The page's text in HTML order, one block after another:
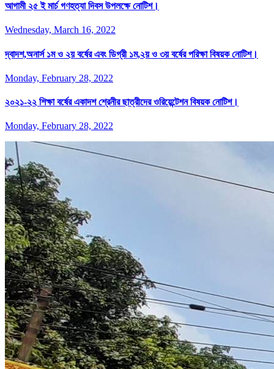
আগামী ২৫ ই মার্চ গণহত্যা দিবস উপলক্ষে নোটিশ।
Wednesday, March 16, 2022
দ্বাদশ,অনার্স ১ম ও ২য় বর্ষের এবং ডিগ্রী ১ম,২য় ও ৩য় বর্ষের পরিক্ষা বিষয়ক নোটিশ।
Monday, February 28, 2022
২০২১-২২ শিক্ষা বর্ষের একাদশ শ্রেনীর ছাত্রীদের ওরিয়েন্টেশন বিষয়ক নোটিশ।
Monday, February 28, 2022